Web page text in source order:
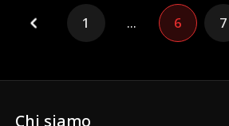
1 ... 6 7
Chi siamo